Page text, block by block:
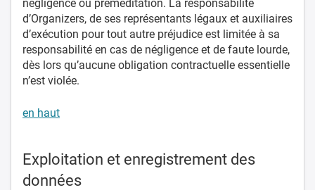
négligence ou préméditation. La responsabilité
d’Organizers, de ses représentants légaux et auxiliaires
d’exécution pour tout autre préjudice est limitée à sa
responsabilité en cas de négligence et de faute lourde,
dès lors qu’aucune obligation contractuelle essentielle
n’est violée.
en haut
Exploitation et enregistrement des
données